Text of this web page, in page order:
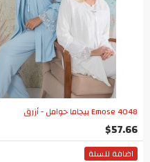
Emose 4048 بيجاما حوامل - أزرق
$57.66
اضافة للسلة